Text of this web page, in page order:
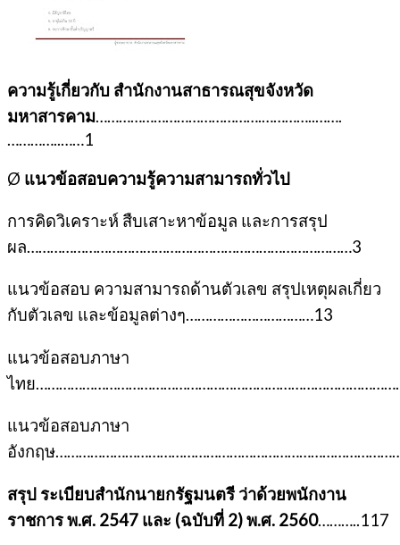
ความรู้เกี่ยวกับ สำนักงานสาธารณสุขจังหวัด
มหาสารคาม…………………………………….…………..…….
…………..……1
Ø แนวข้อสอบความรู้ความสามารถทั่วไป
การคิดวิเคราะห์ สืบเสาะหาข้อมูล และการสรุป
ผล…………………………………………………………………………3
แนวข้อสอบ ความสามารถด้านตัวเลข สรุปเหตุผลเกี่ยว
กับตัวเลข และข้อมูลต่างๆ……………………………13
แนวข้อสอบภาษา
ไทย
แนวข้อสอบภาษา
อังกฤษ
สรุป ระเบียบสำนักนายกรัฐมนตรี ว่าด้วยพนักงาน
ราชการ พ.ศ. 2547 และ (ฉบับที่ 2) พ.ศ. 2560………..117